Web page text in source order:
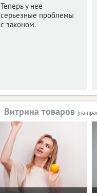
Теперь у нее
серьезные проблемы
с законом.
Витрина товаров (на